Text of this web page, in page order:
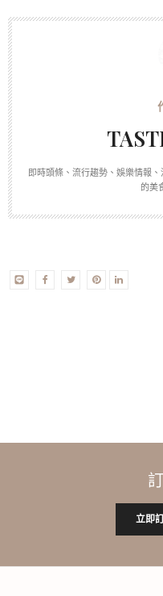
即時頭條、流行趨勢、娛樂情報
的美
立即